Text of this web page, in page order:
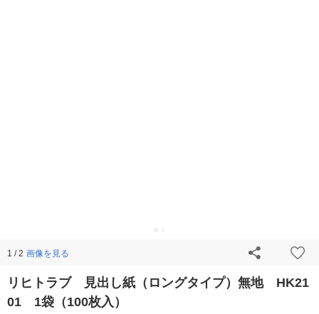
1 / 2 画像を見る
リヒトラブ 見出し紙（ロングタイプ）無地 HK21
01 1袋（100枚入）